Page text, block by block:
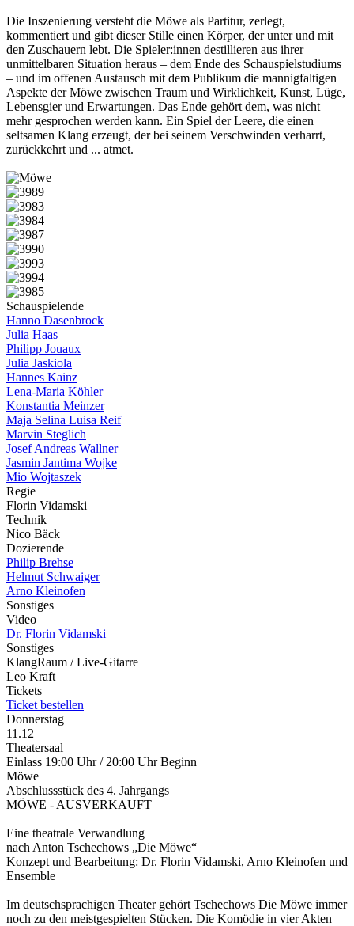
Die Inszenierung versteht die Möwe als Partitur, zerlegt,
kommentiert und gibt dieser Stille einen Körper, der unter und mit
den Zuschauern lebt. Die Spieler:innen destillieren aus ihrer
unmittelbaren Situation heraus – dem Ende des Schauspielstudiums
– und im offenen Austausch mit dem Publikum die mannigfaltigen
Aspekte der Möwe zwischen Traum und Wirklichkeit, Kunst, Lüge,
Lebensgier und Erwartungen. Das Ende gehört dem, was nicht
mehr gesprochen werden kann. Ein Spiel der Leere, die einen
seltsamen Klang erzeugt, der bei seinem Verschwinden verharrt,
zurückkehrt und ... atmet.
Schauspielende
Hanno Dasenbrock
Julia Haas
Philipp Jouaux
Julia Jaskiola
Hannes Kainz
Lena-Maria Köhler
Konstantia Meinzer
Maja Selina Luisa Reif
Marvin Steglich
Josef Andreas Wallner
Jasmin Jantima Wojke
Mio Wojtaszek
Regie
Florin Vidamski
Technik
Nico Bäck
Dozierende
Philip Brehse
Helmut Schwaiger
Arno Kleinofen
Sonstiges
Video
Dr. Florin Vidamski
Sonstiges
KlangRaum / Live-Gitarre
Leo Kraft
Tickets
Ticket bestellen
Donnerstag
11.12
Theatersaal
Einlass 19:00 Uhr / 20:00 Uhr Beginn
Möwe
Abschlussstück des 4. Jahrgangs
MÖWE - AUSVERKAUFT
Eine theatrale Verwandlung
nach Anton Tschechows „Die Möwe“
Konzept und Bearbeitung: Dr. Florin Vidamski, Arno Kleinofen und
Ensemble
Im deutschsprachigen Theater gehört Tschechows Die Möwe immer
noch zu den meistgespielten Stücken. Die Komödie in vier Akten